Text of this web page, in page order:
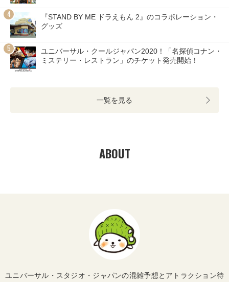
『STAND BY ME ドラえもん 2』のコラボレーション・
グッズ
ユニバーサル・クールジャパン2020！「名探偵コナン・
ミステリー・レストラン」のチケット発売開始！
一覧を見る
ABOUT
ユニバーサル・スタジオ・ジャパンの混雑予想とアトラクション待